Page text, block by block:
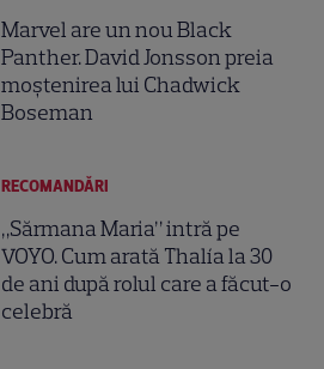
Marvel are un nou Black
Panther. David Jonsson preia
moștenirea lui Chadwick
Boseman
RECOMANDĂRI
„Sărmana Maria” intră pe
VOYO. Cum arată Thalía la 30
de ani după rolul care a făcut-o
celebră